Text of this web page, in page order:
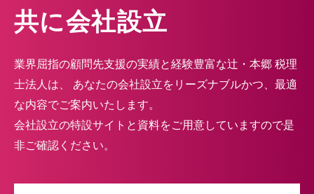
共に会社設立
業界屈指の顧問先支援の実績と経験豊富な辻・本郷 税理
士法人は、
あなたの会社設立をリーズナブルかつ、最適
な内容でご案内いたします。
会社設立の特設サイトと資料をご用意していますので是
非ご確認ください。